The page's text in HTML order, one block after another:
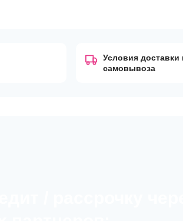
Условия доставки
самовывоза